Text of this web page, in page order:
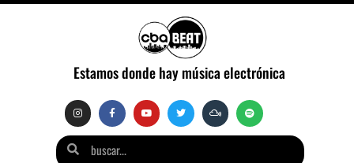
Estamos donde hay música electrónica